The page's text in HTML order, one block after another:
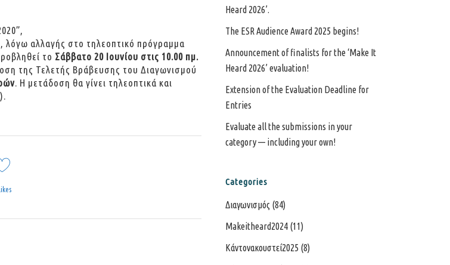
αλλαγής στο τηλεοπτικό πρόγραμμα
το Σάββατο 20 Ιουνίου στις 10.00 πμ.
της Τελετής Βράβευσης του Διαγωνισμού
. Η μετάδοση θα γίνει τηλεοπτικά και
).
Heard 2026’.
The ESR Audience Award 2025 begins!
Announcement of finalists for the ‘Make It
Heard 2026’ evaluation!
Extension of the Evaluation Deadline for
Entries
Evaluate all the submissions in your
category — including your own!
Categories
Διαγωνισμός (84)
Makeitheard2024 (11)
Κάντονακουστεί2025 (8)